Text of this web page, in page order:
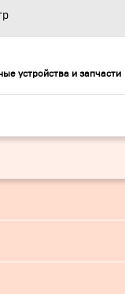
устройства и запчасти